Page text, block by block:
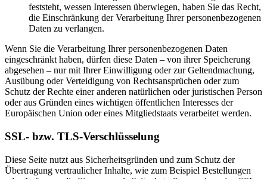
feststeht, wessen Interessen überwiegen, haben Sie das Recht,
die Einschränkung der Verarbeitung Ihrer personenbezogenen
Daten zu verlangen.
Wenn Sie die Verarbeitung Ihrer personenbezogenen Daten
eingeschränkt haben, dürfen diese Daten – von ihrer Speicherung
abgesehen – nur mit Ihrer Einwilligung oder zur Geltendmachung,
Ausübung oder Verteidigung von Rechtsansprüchen oder zum
Schutz der Rechte einer anderen natürlichen oder juristischen Person
oder aus Gründen eines wichtigen öffentlichen Interesses der
Europäischen Union oder eines Mitgliedstaats verarbeitet werden.
SSL- bzw. TLS-Verschlüsselung
Diese Seite nutzt aus Sicherheitsgründen und zum Schutz der
Übertragung vertraulicher Inhalte, wie zum Beispiel Bestellungen